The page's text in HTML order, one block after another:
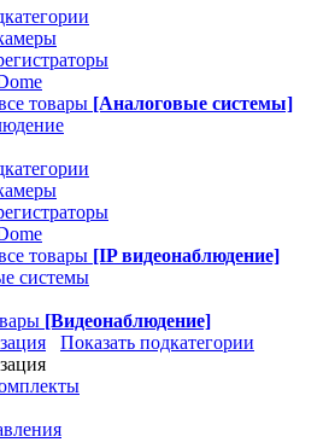
товары [Аналоговые системы]
товары [IP видеонаблюдение]
системы
[Видеонаблюдение]
Показать подкатегории